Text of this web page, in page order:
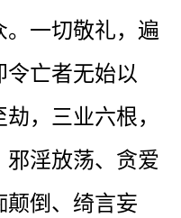
一切敬礼，遍
令亡者无始以
，三业六根，
淫放荡、贪爱
颠倒、绮言妄